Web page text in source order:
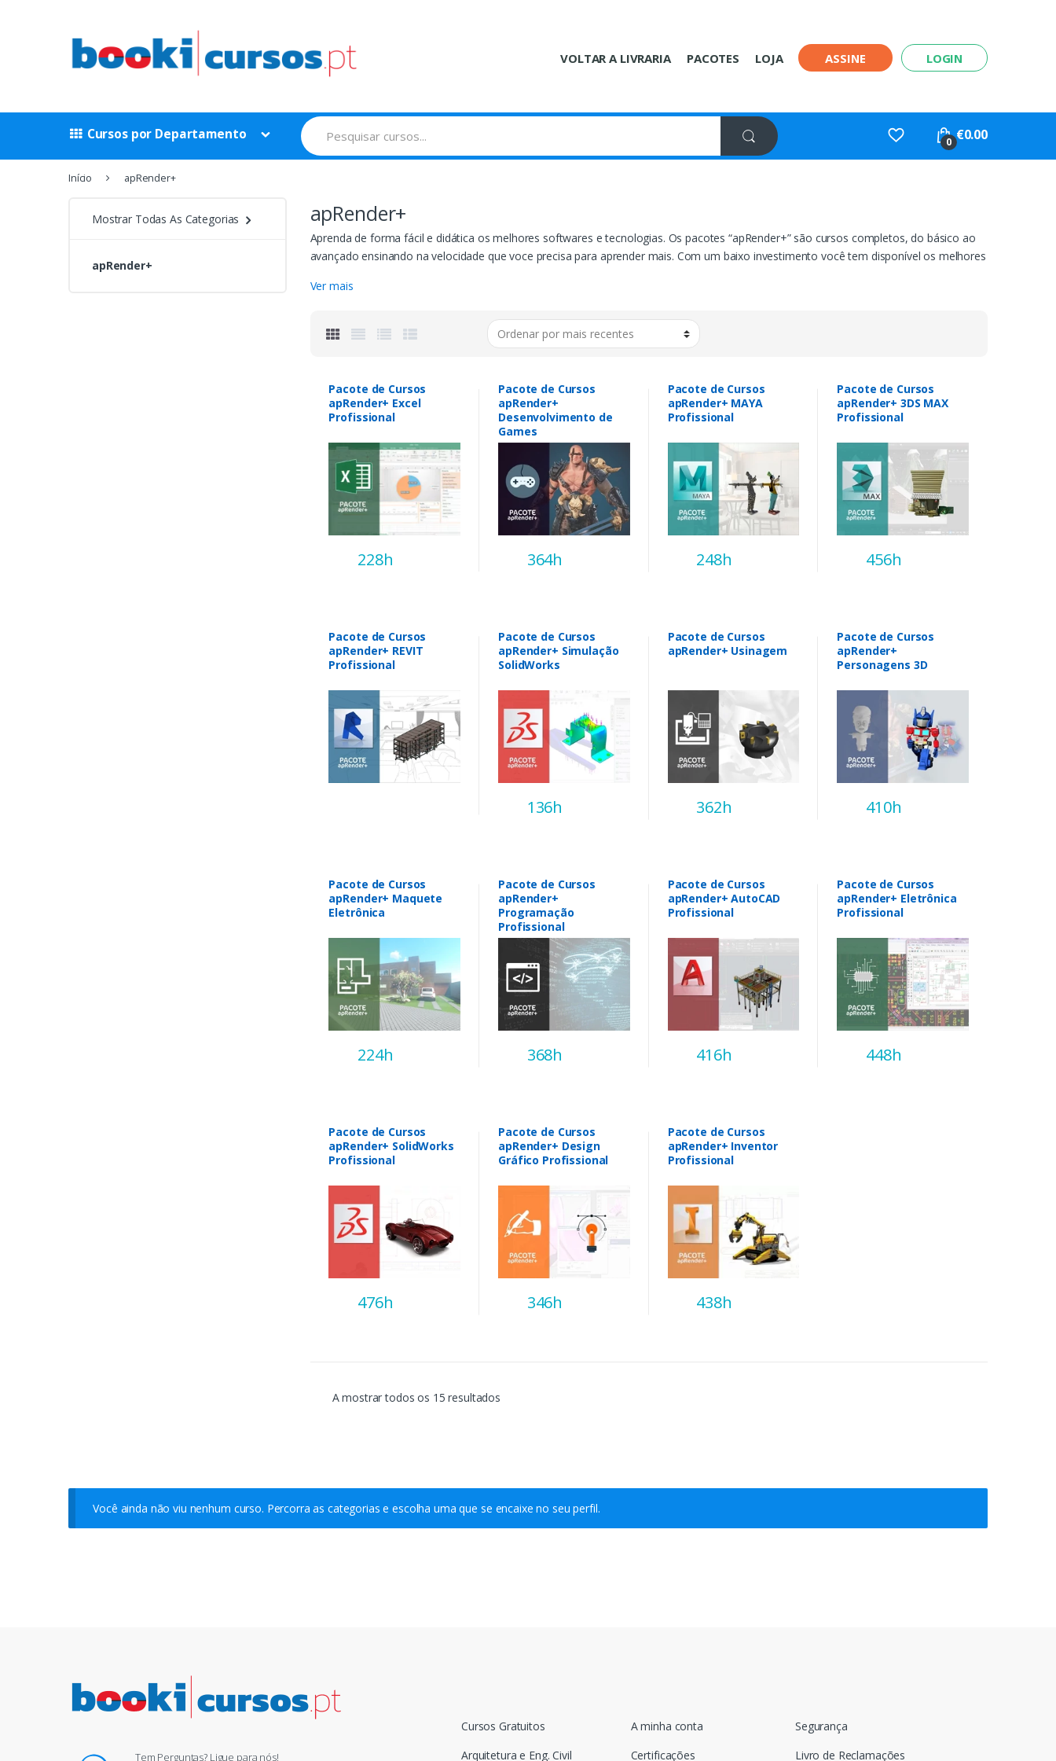
VOLTAR A LIVRARIA PACOTES LOJA ASSINE LOGIN
Cursos por Departamento
Procurar
por:
0 €0.00
Início apRender+
apRender+
Aprenda de forma fácil e didática os melhores softwares e tecnologias. Os pacotes “apRender+” são cursos completos, do básico ao
avançado ensinando na velocidade que voce precisa para aprender mais. Com um baixo investimento você tem disponível os melhores
Ver mais
Pacote de Cursos
apRender+ Excel
Profissional
228h
Pacote de Cursos
apRender+
Desenvolvimento de
Games
364h
Pacote de Cursos
apRender+ MAYA
Profissional
248h
Pacote de Cursos
apRender+ 3DS MAX
Profissional
456h
Pacote de Cursos
apRender+ REVIT
Profissional
Pacote de Cursos
apRender+ Simulação
SolidWorks
136h
Pacote de Cursos
apRender+ Usinagem
362h
Pacote de Cursos
apRender+
Personagens 3D
410h
Pacote de Cursos
apRender+ Maquete
Eletrônica
224h
Pacote de Cursos
apRender+
Programação
Profissional
368h
Pacote de Cursos
apRender+ AutoCAD
Profissional
416h
Pacote de Cursos
apRender+ Eletrônica
Profissional
448h
Pacote de Cursos
apRender+ SolidWorks
Profissional
476h
Pacote de Cursos
apRender+ Design
Gráfico Profissional
346h
Pacote de Cursos
apRender+ Inventor
Profissional
438h
A mostrar todos os 15 resultados
Mostrar Todas As Categorias
apRender+
Você ainda não viu nenhum curso. Percorra as categorias e escolha uma que se encaixe no seu perfil.
Cursos Gratuitos
Arquitetura e Eng. Civil
A minha conta
Certificações
Segurança
Livro de Reclamações
Tem Perguntas? Ligue para nós!